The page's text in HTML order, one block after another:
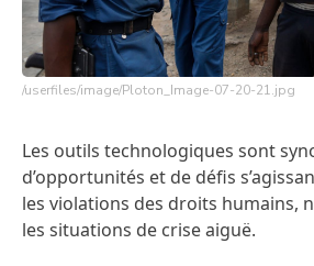
/userfiles/image/Ploton_Image-07-20-21.jpg
Les outils technologiques sont
d’opportunités et de défis
les violations des droits humains,
les situations de crise aiguë.